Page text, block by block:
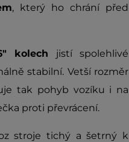
, který ho chrání před
kolech jistí spolehlivé
stabilní. Vetší rozměr
tak pohyb vozíku i na
proti převrácení.
stroje tichý a šetrný k